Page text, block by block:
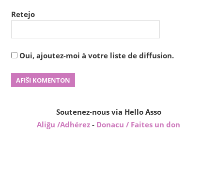
Retejo
Oui, ajoutez-moi à votre liste de diffusion.
Soutenez-nous via Hello Asso
Aliĝu /Adhérez - Donacu / Faites un don